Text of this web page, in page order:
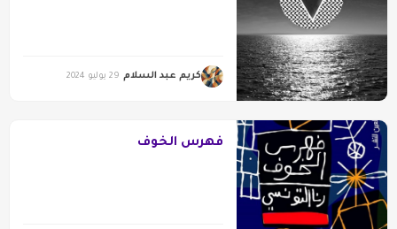
كريم عبد السلام 29 يوليو 2024
فهرس الخوف